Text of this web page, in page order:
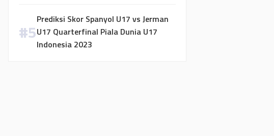
Prediksi Skor Spanyol U17 vs Jerman
U17 Quarterfinal Piala Dunia U17
Indonesia 2023